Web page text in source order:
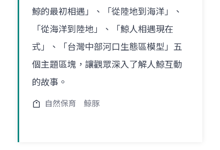
鯨的最初相遇」、「從陸地到海洋」、
「從海洋到陸地」、「鯨人相遇現在
式」、「台灣中部河口生態區模型」五
個主題區塊，讓觀眾深入了解人鯨互動
的故事。
自然保育 鯨豚